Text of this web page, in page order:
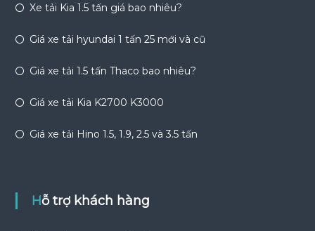
Xe tải Kia 1.5 tấn giá bao nhiêu?
Giá xe tải hyundai 1 tấn 25 mới và cũ
Giá xe tải 1.5 tấn Thaco bao nhiêu?
Giá xe tải Kia K2700 K3000
Giá xe tải Hino 1.5, 1.9, 2.5 và 3.5 tấn
Hỗ trợ khách hàng